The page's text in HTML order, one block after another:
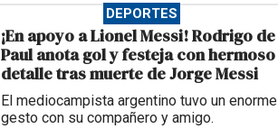
DEPORTES
¡En apoyo a Lionel Messi! Rodrigo de
Paul anota gol y festeja con hermoso
detalle tras muerte de Jorge Messi
El mediocampista argentino tuvo un enorme
gesto con su compañero y amigo.